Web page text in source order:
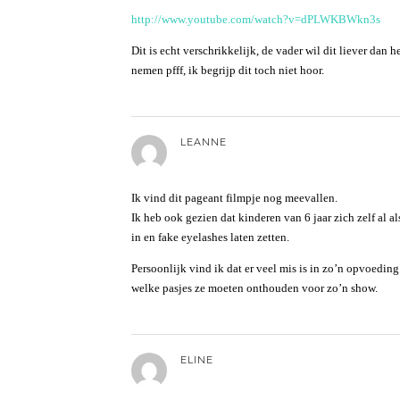
http://www.youtube.com/watch?v=dPLWKBWkn3s
Dit is echt verschrikkelijk, de vader wil dit liever dan
nemen pfff, ik begrijp dit toch niet hoor.
LEANNE
Ik vind dit pageant filmpje nog meevallen.
Ik heb ook gezien dat kinderen van 6 jaar zich zelf al
in en fake eyelashes laten zetten.
Persoonlijk vind ik dat er veel mis is in zo’n
welke pasjes ze moeten onthouden voor zo’n show.
ELINE